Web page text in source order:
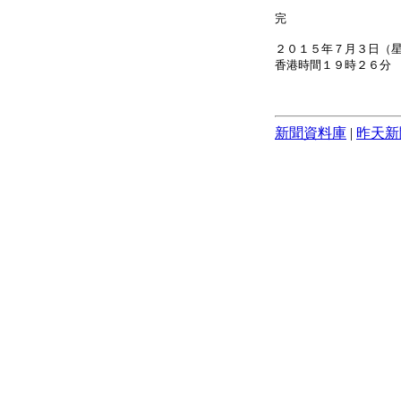
完
２０１５年７月３日（星
香港時間１９時２６分
新聞資料庫 | 昨天新